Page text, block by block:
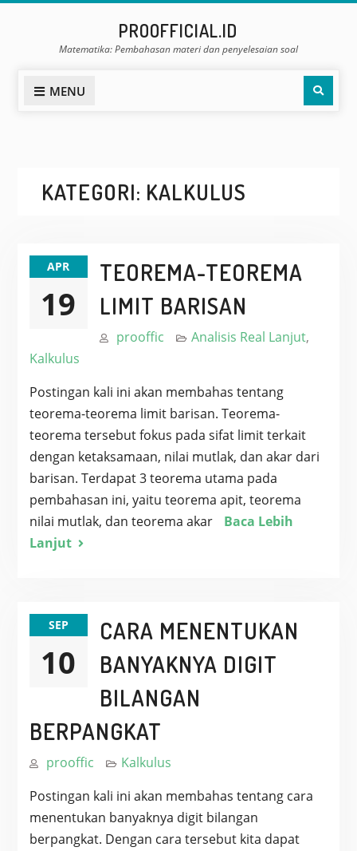
PROOFFICIAL.ID
Matematika: Pembahasan materi dan penyelesaian soal
MENU
KATEGORI: KALKULUS
APR
19
TEOREMA-TEOREMA
LIMIT BARISAN
prooffic Analisis Real Lanjut,
Kalkulus
Postingan kali ini akan membahas tentang
teorema-teorema limit barisan. Teorema-
teorema tersebut fokus pada sifat limit terkait
dengan ketaksamaan, nilai mutlak, dan akar dari
barisan. Terdapat 3 teorema utama pada
pembahasan ini, yaitu teorema apit, teorema
nilai mutlak, dan teorema akar
Baca Lebih
Lanjut
SEP
10
CARA MENENTUKAN
BANYAKNYA DIGIT
BILANGAN
BERPANGKAT
prooffic
Kalkulus
Postingan kali ini akan membahas tentang cara
menentukan banyaknya digit bilangan
berpangkat. Dengan cara tersebut kita dapat